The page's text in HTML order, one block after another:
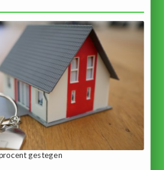
gestegen